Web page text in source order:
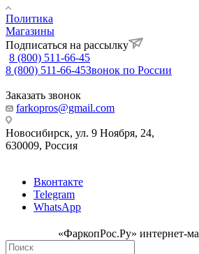
Политика
Магазины
Подписаться на рассылку
8 (800) 511-66-45
8 (800) 511-66-45Звонок по России
Заказать звонок
farkopros@gmail.com
Новосибирск, ул. 9 Ноября, 24,
630009, Россия
Вконтакте
Telegram
WhatsApp
«ФаркопРос.Ру» интернет-